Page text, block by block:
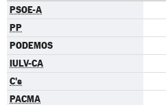
PSOE-A
PP
PODEMOS
IULV-CA
C's
PACMA